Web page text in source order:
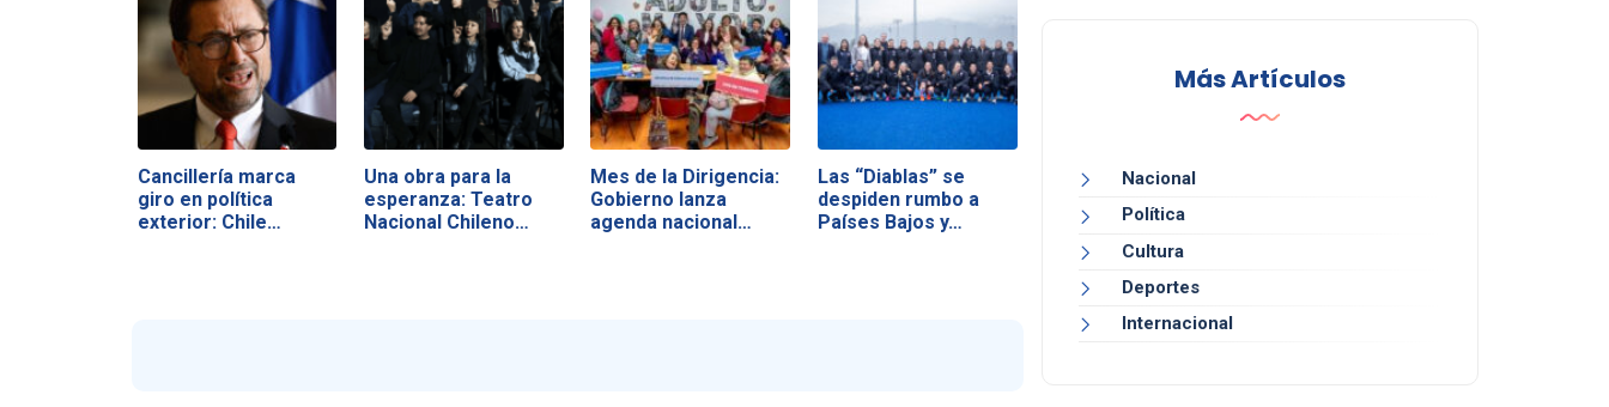
Cancillería marca
giro en política
exterior: Chile…
Una obra para la
esperanza: Teatro
Nacional Chileno…
Mes de la Dirigencia:
Gobierno lanza
agenda nacional…
Las “Diablas” se
despiden rumbo a
Países Bajos y…
Más Artículos
Nacional
Política
Cultura
Deportes
Internacional